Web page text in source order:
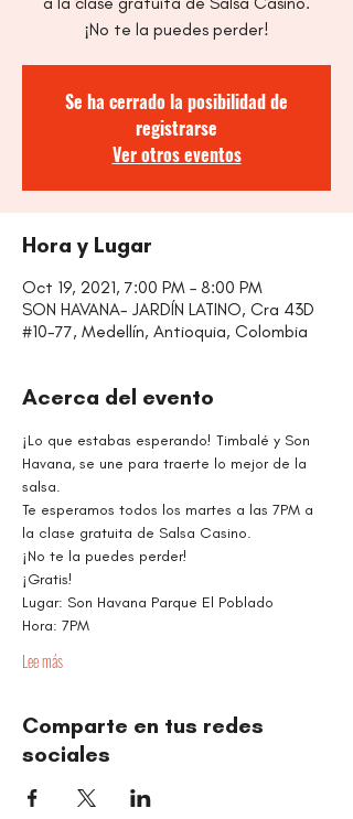
¡No te la puedes perder!
Se ha cerrado la posibilidad de
registrarse
Ver otros eventos
Hora y Lugar
Oct 19, 2021, 7:00 PM – 8:00 PM
SON HAVANA- JARDÍN LATINO, Cra 43D
#10-77, Medellín, Antioquia, Colombia
Acerca del evento
¡Lo que estabas esperando! Timbalé y Son
Havana, se une para traerte lo mejor de la
salsa.
Te esperamos todos los martes a las 7PM a
la clase gratuita de Salsa Casino.
¡No te la puedes perder!
¡Gratis!
Lugar: Son Havana Parque El Poblado
Hora: 7PM
Lee más
Comparte en tus redes
sociales